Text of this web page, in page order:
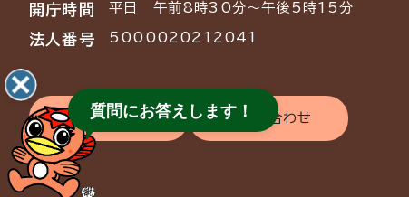
開庁時間 平日 午前8時30分～午後5時15分
法人番号 5000020212041
交通アクセス お問い合わせ
質問にお答えします！